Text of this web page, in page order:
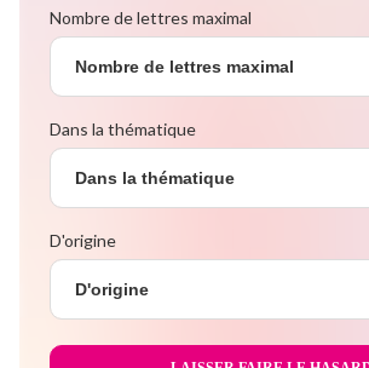
Nombre de lettres maximal
Nombre de lettres maximal
Dans la thématique
Dans la thématique
D'origine
D'origine